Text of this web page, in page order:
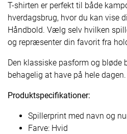
T-shirten er perfekt til både
hverdagsbrug, hvor du kan vise
Håndbold. Vælg selv hvilken
og repræsenter din favorit fra
Den klassiske pasform og bløde
behagelig at have på hele dagen.
Produktspecifikationer:
Spillerprint med navn og
Farve: Hvid